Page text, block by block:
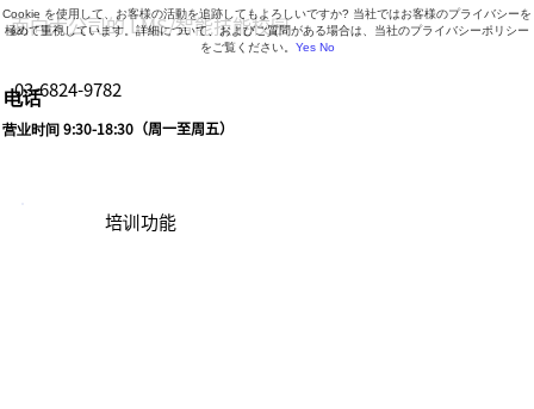
营业时间 9:30-18:30（周一至周五）
电话
03-6824-9782
面向大公司的 LMS/智能技能校园
培训功能
Cookie を使用して、お客様の活動を追跡してもよろしいですか? 当社ではお客様のプライバシーを
極めて重視しています。詳細について、およびご質問がある場合は、当社のプライバシーポリシー
をご覧ください。 Yes No